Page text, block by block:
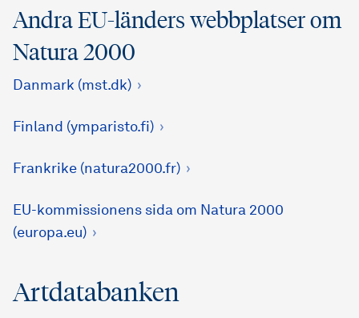
Andra EU-länders webbplatser om
Natura 2000
Danmark (mst.dk)
Finland (ymparisto.fi)
Frankrike (natura2000.fr)
EU-kommissionens sida om Natura 2000
(europa.eu)
Artdatabanken